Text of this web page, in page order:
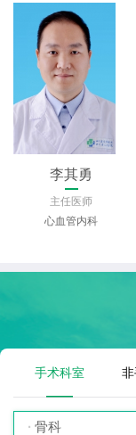
王文艳
主任医师
心血管内科
手术科室
骨科